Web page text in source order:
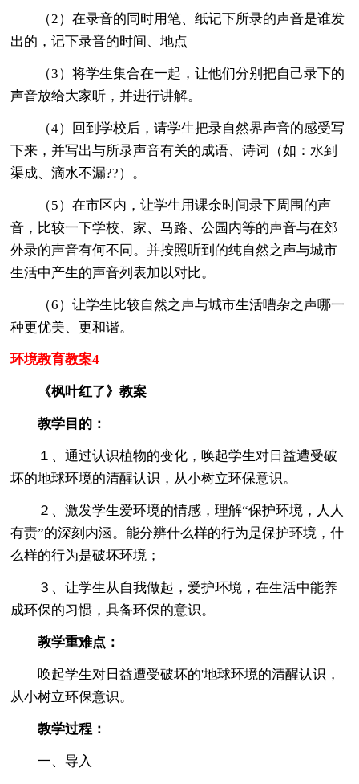
（2）在录音的同时用笔、纸记下所录的声音是谁发
出的，记下录音的时间、地点
（3）将学生集合在一起，让他们分别把自己录下的
声音放给大家听，并进行讲解。
（4）回到学校后，请学生把录自然界声音的感受写
下来，并写出与所录声音有关的成语、诗词（如：水到
渠成、滴水不漏??）。
（5）在市区内，让学生用课余时间录下周围的声
音，比较一下学校、家、马路、公园内等的声音与在郊
外录的声音有何不同。并按照听到的纯自然之声与城市
生活中产生的声音列表加以对比。
（6）让学生比较自然之声与城市生活嘈杂之声哪一
种更优美、更和谐。
环境教育教案4
《枫叶红了》教案
教学目的：
１、通过认识植物的变化，唤起学生对日益遭受破
坏的地球环境的清醒认识，从小树立环保意识。
２、激发学生爱环境的情感，理解“保护环境，人人
有责”的深刻内涵。能分辨什么样的行为是保护环境，什
么样的行为是破坏环境；
３、让学生从自我做起，爱护环境，在生活中能养
成环保的习惯，具备环保的意识。
教学重难点：
唤起学生对日益遭受破坏的'地球环境的清醒认识，
从小树立环保意识。
教学过程：
一、导入